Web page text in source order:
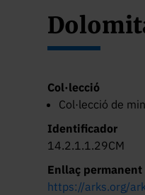
Col·lecció
Col·lecció de
Identificador
14.2.1.1.29CM
Enllaç permanent
https://arks.org/